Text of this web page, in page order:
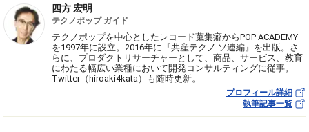
四方 宏明
テクノポップ ガイド
テクノポップを中心としたレコード蒐集癖からPOP ACADEMY
を1997年に設立。2016年に『共産テクノ ソ連編』を出版。さ
らに、プロダクトリサーチャーとして、商品、サービス、教育
にわたる幅広い業種において開発コンサルティングに従事。
Twitter（hiroaki4kata）も随時更新。
プロフィール詳細
執筆記事一覧